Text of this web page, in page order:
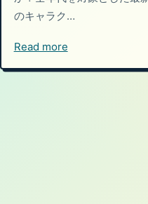
のキャラク…
Read more